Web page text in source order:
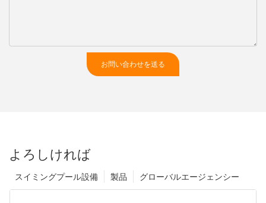
お問い合わせを送る
よろしければ
グローバルエージェンシー
製品
スイミングプール設備